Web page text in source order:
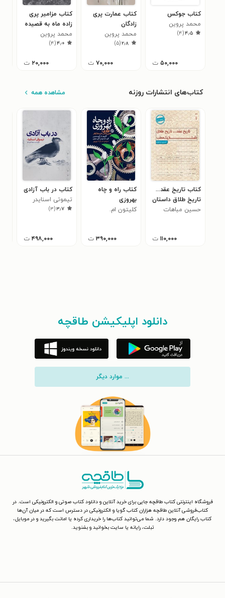
کتاب جوکس
محمد پروین
۴٫۵(۴)
۵۰,۰۰۰ ت
کتاب عمارت پری
زادگان
محمد پروین
۲٫۸(۵)
۷۰,۰۰۰ ت
کتاب مزامیر پری
زاده ماه به قصیده
کاردی کاتوره
محمد پروین
۴٫۰(۴)
۲۰,۰۰۰ ت
کتاب‌های انتشارات روزنه مشاهده همه
کتاب تاریخ عقد...
تاریخ طلاق داستان
یک مطب
حسین مباهات
۱۱۰,۰۰۰ ت
کتاب راه و چاه
بهروزی
کلیتون ام.
۳۹۰,۰۰۰ ت
کتاب در باب آزادی
تیموتی اسنایدر
۳٫۷(۳)
۴۹۸,۰۰۰ ت
دانلود اپلیکیشن طاقچه
... موارد دیگر
فروشگاه اینترنتی کتاب طاقچه جایی برای خرید آنلاین و دانلود کتاب صوتی و الکترونیکی است. در
کتاب‌فروشی آنلاین طاقچه هزاران کتاب گویا و الکترونیکی در دسترس است که در میان آن‌ها
کتاب رایگان هم وجود دارد. شما می‌توانید کتاب‌ها را خریداری کرده یا امانت بگیرید و در موبایل،
تبلت، رایانه یا سایت بخوانید و بشنوید.